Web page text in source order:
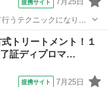
提携サイト
うテクニックになりま
は洋服を脱がずそのま
押していくテクニック
トリートメント！１
証ディプロマ…
提携サイト 7月25日